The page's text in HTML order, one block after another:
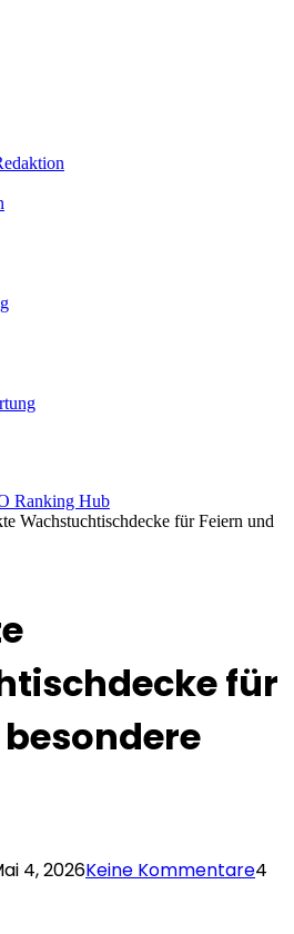
Wachstuchtischdecke für Feiern und
für
4, 2026Keine Kommentare4